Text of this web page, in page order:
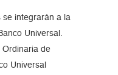
se integrarán a la
Universal.
Ordinaria de
Universal